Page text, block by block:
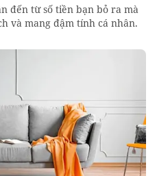
đến từ số tiền bạn bỏ ra mà
và mang đậm tính cá nhân.